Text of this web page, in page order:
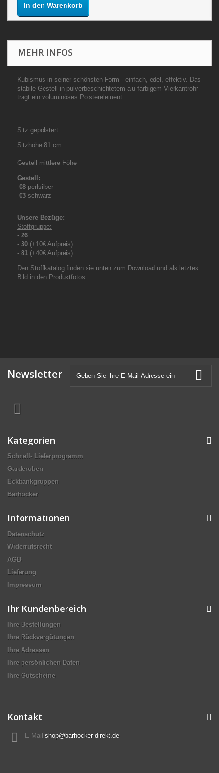
In den Warenkorb
MEHR INFOS
Kubismus in seiner schönsten Form - einfach, edel, effektiv. Das
stabile Gestell in pulverbeschichtetem alu-farbigem Vierkantrohr
trägt ein voluminöses Polsterelement.
Sitz gepolstert
Sitzhöhe 81 cm
Gestell mittlere Höhe
Gestell:
-08 perlsilber
-03 schwarz
Unsere Bezüge:
Stoffgruppe:
- 26
- 30 (+10€ Aufpreis)
- 81 (+40€ Aufpreis)
Den Stoffkatalog finden sie unten zum Download und als letztes
Bild in den Produktfotos
Newsletter
Kategorien
Schnell- Lieferprogramm
Garderoben
Eckbankgruppen
Barhocker
Informationen
Datenschutz
Widerrufsrecht
AGB
Lieferung
Impressum
Ihr Kundenbereich
Ihre Bestellungen
Ihre Rückvergütungen
Ihre Adressen
Ihre persönlichen Daten
Ihre Gutscheine
Kontakt
E-Mail shop@barhocker-direkt.de